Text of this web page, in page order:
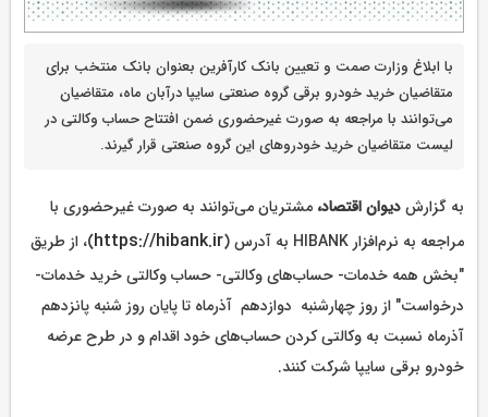
با ابلاغ وزارت صمت و تعیین بانک کارآفرین بعنوان بانک منتخب برای
متقاضیان خرید خودرو برقی گروه صنعتی سایپا درآبان ماه، متقاضیان
می‌توانند با مراجعه به صورت غیرحضوری ضمن افتتاح حساب وکالتی در
لیست متقاضیان خرید خودروهای این گروه صنعتی قرار گیرند.
به گزارشدیوان اقتصاد، مشتریان می‌توانند به صورت غیرحضوری با
مراجعه به نرم‌افزار HIBANK به آدرس (
https://hibank.ir)، از طریق
"بخش همه خدمات- حساب‌های وکالتی- حساب وکالتی خرید خدمات-
درخواست" از روز چهارشنبه دوازدهم آذرماه تا پایان روز شنبه پانزدهم
آذرماه نسبت به وکالتی کردن حساب‌های خود اقدام و در طرح عرضه
خودرو برقی سایپا شرکت کنند.